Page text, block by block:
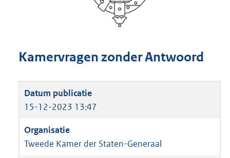
Kamervragen zonder Antwoord
15-12-2023 13:47
Tweede Kamer der Staten-Generaal